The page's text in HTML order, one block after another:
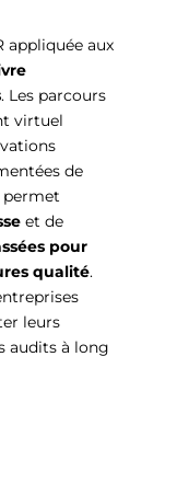
appliquée aux
. Les parcours
virtuel
de
permet
et de
pour
qualité.
leurs
audits à long